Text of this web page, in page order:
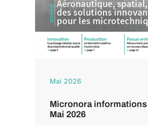
Mai 2026
Micronora informations
Mai 2026